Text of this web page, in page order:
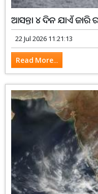
ଆସନ୍ତା ୪ ଦିନ ଯାଏଁ ଜାରି
22 Jul 2026 11:21:13
Read More...